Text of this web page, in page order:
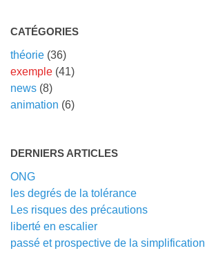
CATÉGORIES
théorie (36)
exemple (41)
news (8)
animation (6)
DERNIERS ARTICLES
ONG
les degrés de la tolérance
Les risques des précautions
liberté en escalier
passé et prospective de la simplification